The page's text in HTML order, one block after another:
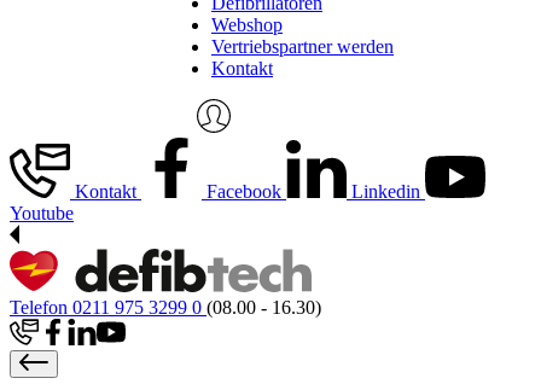
Webshop
Vertriebspartner werden
Kontakt
Kontakt Facebook
Linkedin
Youtube
Telefon 0211 975 3299 0 (08.00 - 16.30)